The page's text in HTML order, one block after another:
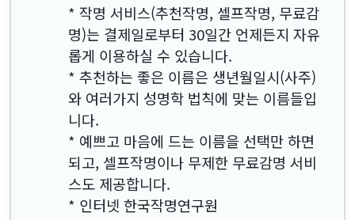
* 작명 서비스(추천작명, 셀프작명, 무료감
명)는 결제일로부터 30일간 언제든지 자유
롭게 이용하실 수 있습니다.
* 추천하는 좋은 이름은 생년월일시(사주)
와 여러가지 성명학 법칙에 맞는 이름들입
니다.
* 예쁘고 마음에 드는 이름을 선택만 하면
되고, 셀프작명이나 무제한 무료감명 서비
스도 제공합니다.
* 인터넷 한국작명연구원